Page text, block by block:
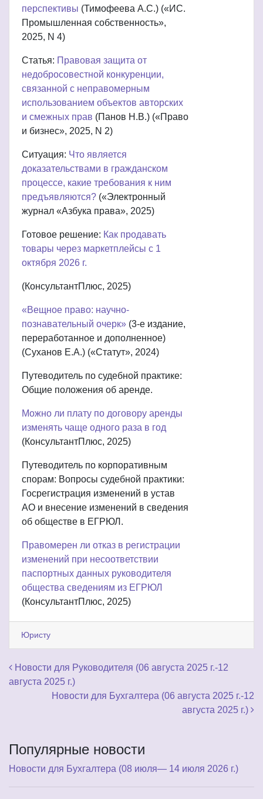
перспективы (Тимофеева А.С.) («ИС.
Промышленная собственность»,
2025, N 4)
Статья: Правовая защита от
недобросовестной конкуренции,
связанной с неправомерным
использованием объектов авторских
и смежных прав (Панов Н.В.) («Право
и бизнес», 2025, N 2)
Ситуация: Что является
доказательствами в гражданском
процессе, какие требования к ним
предъявляются? («Электронный
журнал «Азбука права», 2025)
Готовое решение: Как продавать
товары через маркетплейсы с 1
октября 2026 г.
(КонсультантПлюс, 2025)
«Вещное право: научно-
познавательный очерк» (3-е издание,
переработанное и дополненное)
(Суханов Е.А.) («Статут», 2024)
Путеводитель по судебной практике:
Общие положения об аренде.
Можно ли плату по договору аренды
изменять чаще одного раза в год
(КонсультантПлюс, 2025)
Путеводитель по корпоративным
спорам: Вопросы судебной практики:
Госрегистрация изменений в устав
АО и внесение изменений в сведения
об обществе в ЕГРЮЛ.
Правомерен ли отказ в регистрации
изменений при несоответствии
паспортных данных руководителя
общества сведениям из ЕГРЮЛ
(КонсультантПлюс, 2025)
Юристу
Навигация по записям
Новости для Руководителя (06 августа 2025 г.-12
августа 2025 г.)
Новости для Бухгалтера (06 августа 2025 г.-12
августа 2025 г.)
Популярные новости
Новости для Бухгалтера (08 июля— 14 июля 2026 г.)